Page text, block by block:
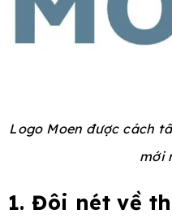
Logo Moen được cách
mới
1. Đôi nét về